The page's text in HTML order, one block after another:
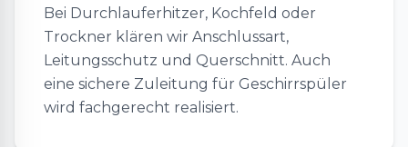
Bei Durchlauferhitzer, Kochfeld oder
Trockner klären wir Anschlussart,
Leitungsschutz und Querschnitt. Auch
eine sichere Zuleitung für Geschirrspüler
wird fachgerecht realisiert.